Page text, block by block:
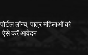
पोर्टल लॉन्च, पात्र महिलाओं को
ऐसे करें आवेदन